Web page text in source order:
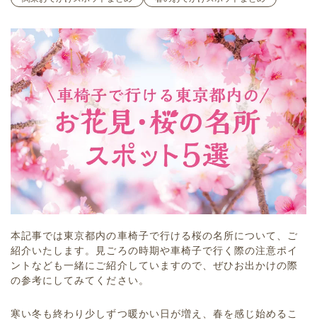
本記事では東京都内の車椅子で行ける桜の名所について、ご
紹介いたします。見ごろの時期や車椅子で行く際の注意ポイ
ントなども一緒にご紹介していますので、ぜひお出かけの際
の参考にしてみてください。
寒い冬も終わり少しずつ暖かい日が増え、春を感じ始めるこ